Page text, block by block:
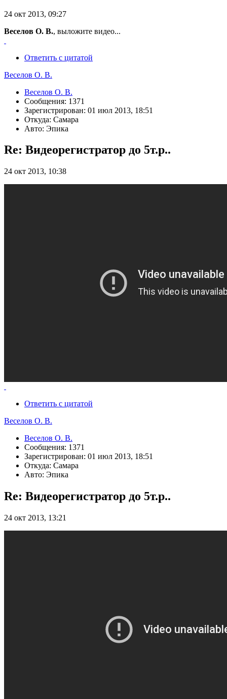
24 окт 2013, 09:27
Веселов О. В., выложите видео...
Ответить с цитатой
Веселов О. В.
Веселов О. В.
Сообщения: 1371
Зарегистрирован: 01 июл 2013, 18:51
Откуда: Самара
Авто: Эпика
Re: Видеорегистратор до 5т.р..
24 окт 2013, 10:38
Ответить с цитатой
Веселов О. В.
Веселов О. В.
Сообщения: 1371
Зарегистрирован: 01 июл 2013, 18:51
Откуда: Самара
Авто: Эпика
Re: Видеорегистратор до 5т.р..
24 окт 2013, 13:21